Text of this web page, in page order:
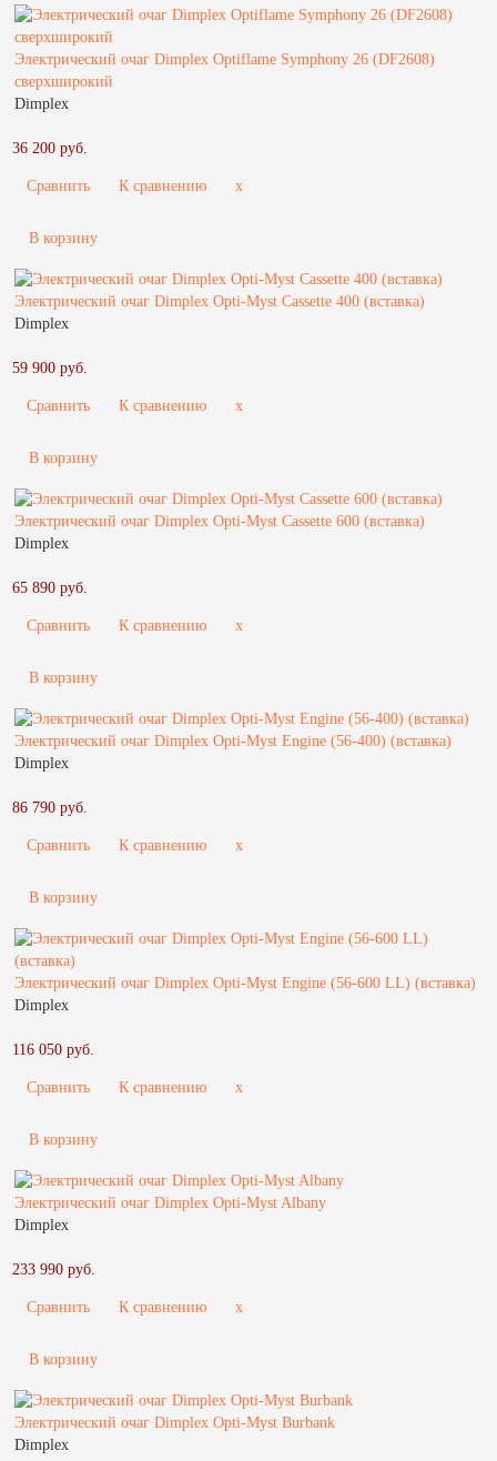
Электрический очаг Dimplex Optiflame Symphony 26 (DF2608)
сверхширокий
Dimplex
36 200 руб.
Сравнить К сравнению x
В корзину
Электрический очаг Dimplex Opti-Myst Cassette 400 (вставка)
Dimplex
59 900 руб.
Сравнить К сравнению x
В корзину
Электрический очаг Dimplex Opti-Myst Cassette 600 (вставка)
Dimplex
65 890 руб.
Сравнить К сравнению x
В корзину
Электрический очаг Dimplex Opti-Myst Engine (56-400) (вставка)
Dimplex
86 790 руб.
Сравнить К сравнению x
В корзину
Электрический очаг Dimplex Opti-Myst Engine (56-600 LL) (вставка)
Dimplex
116 050 руб.
Сравнить К сравнению x
В корзину
Электрический очаг Dimplex Opti-Myst Albany
Dimplex
233 990 руб.
Сравнить К сравнению x
В корзину
Электрический очаг Dimplex Opti-Myst Burbank
Dimplex